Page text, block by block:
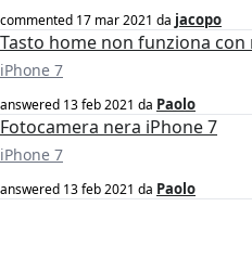
commented 17 mar 2021 da jacopo
Tasto home non funziona con
iPhone 7
answered 13 feb 2021 da Paolo
Fotocamera nera iPhone 7
iPhone 7
answered 13 feb 2021 da Paolo